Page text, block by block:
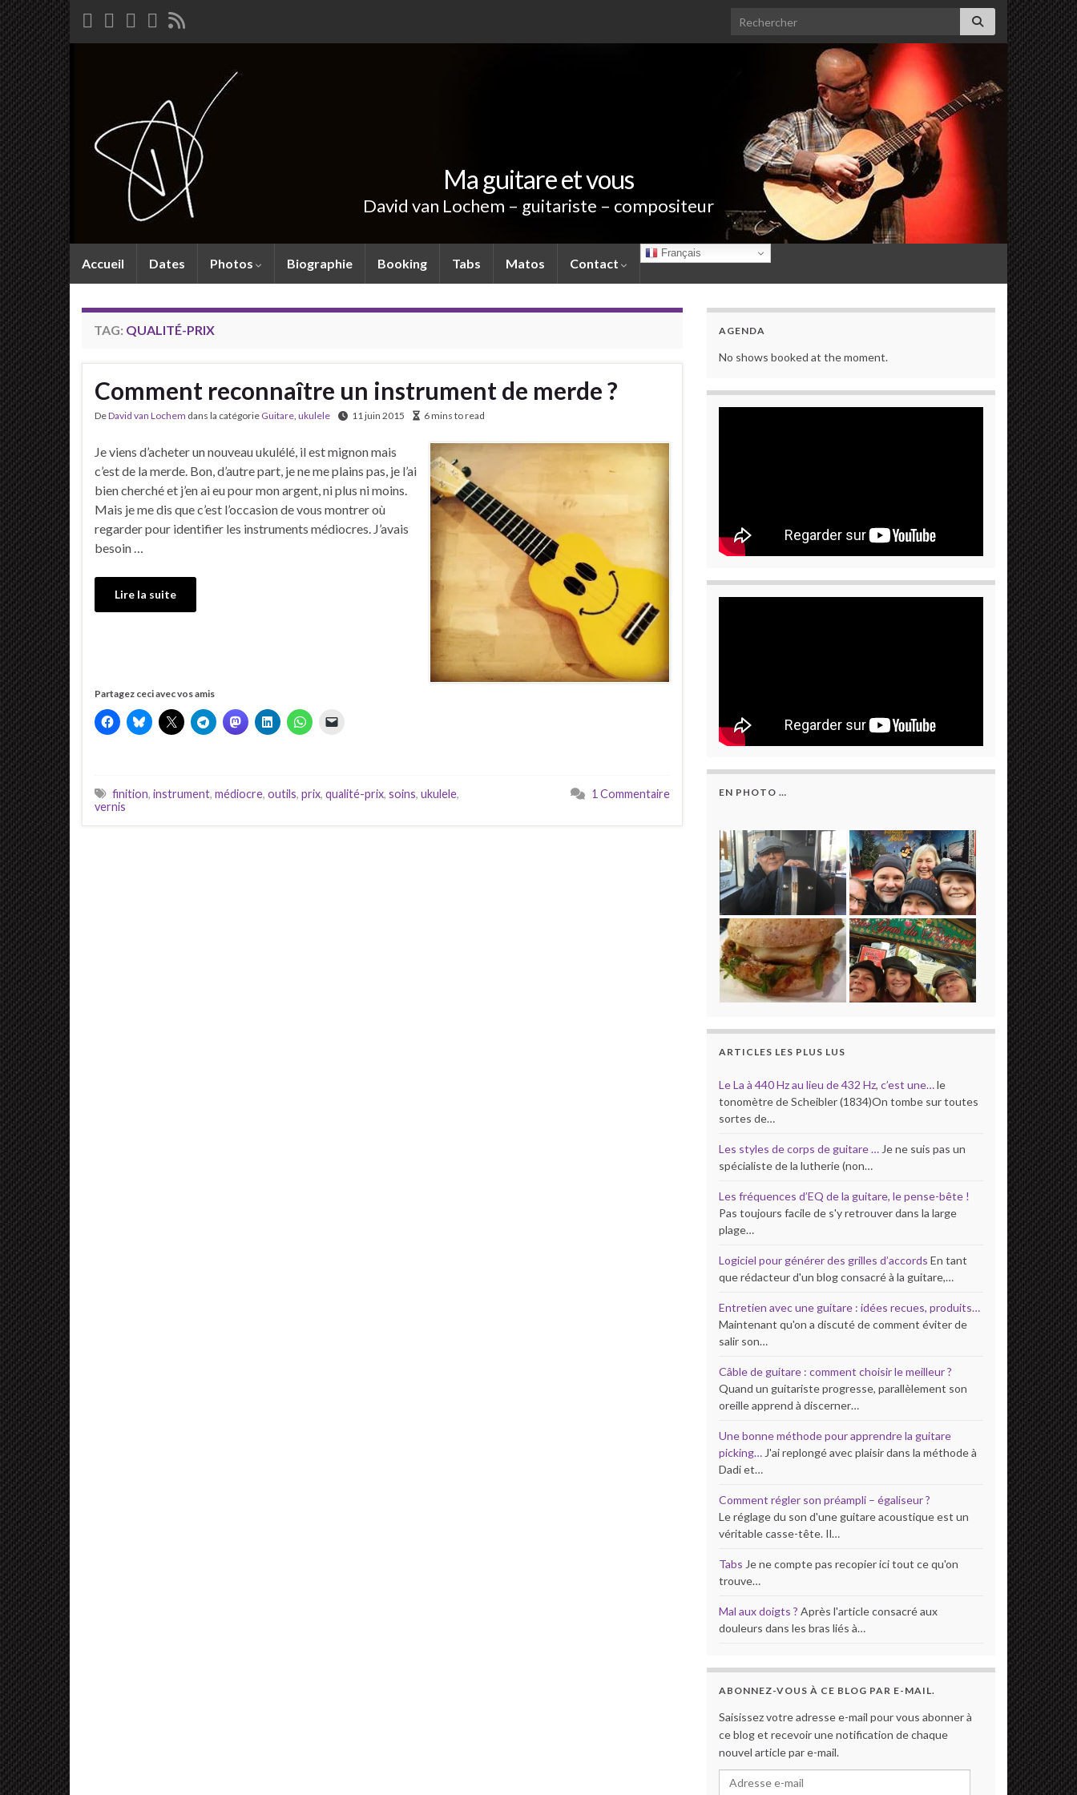
Search for:
Ma guitare et vous
David van Lochem – guitariste – compositeur
Accueil Dates Photos Biographie Booking Tabs Matos Contact
Français
TAG: QUALITÉ-PRIX
Comment reconnaître un instrument de merde ?
DeDavid van Lochem dans la catégorie Guitare, ukulele 11 juin 2015 6 mins to read
Je viens d’acheter un nouveau ukulélé, il est mignon mais
c’est de la merde. Bon, d’autre part, je ne me plains pas, je l’ai
bien cherché et j’en ai eu pour mon argent, ni plus ni moins.
Mais je me dis que c’est l’occasion de vous montrer où
regarder pour identifier les instruments médiocres. J’avais
besoin …
Lire la suite
Partagez ceci avec vos amis
finition, instrument, médiocre, outils, prix, qualité-prix, soins, ukulele,
vernis
1 Commentaire
AGENDA
No shows booked at the moment.
EN PHOTO …
ARTICLES LES PLUS LUS
Le La à 440 Hz au lieu de 432 Hz, c’est une…le
tonomètre de Scheibler (1834)On tombe sur toutes
sortes de…
Les styles de corps de guitare … Je ne suis pas un
spécialiste de la lutherie (non…
Les fréquences d’EQ de la guitare, le pense-bête !
Pas toujours facile de s'y retrouver dans la large
plage…
Logiciel pour générer des grilles d’accords En tant
que rédacteur d'un blog consacré à la guitare,…
Entretien avec une guitare : idées recues, produits…
Maintenant qu'on a discuté de comment éviter de
salir son…
Câble de guitare : comment choisir le meilleur ?
Quand un guitariste progresse, parallèlement son
oreille apprend à discerner…
Une bonne méthode pour apprendre la guitare
picking… J'ai replongé avec plaisir dans la méthode à
Dadi et…
Comment régler son préampli – égaliseur ?
Le réglage du son d'une guitare acoustique est un
véritable casse-tête. Il…
Tabs Je ne compte pas recopier ici tout ce qu'on
trouve…
Mal aux doigts ? Après l'article consacré aux
douleurs dans les bras liés à…
ABONNEZ-VOUS À CE BLOG PAR E-MAIL.
Saisissez votre adresse e-mail pour vous abonner à
ce blog et recevoir une notification de chaque
nouvel article par e-mail.
Adresse e-mail